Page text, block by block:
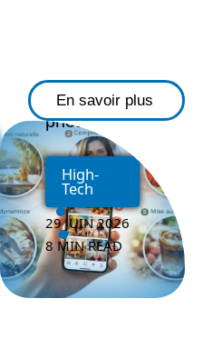
En savoir plus
sur vos
photos
High-
Tech
29 JUIN 2026
8 MIN READ